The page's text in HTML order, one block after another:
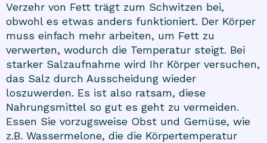
Verzehr von Fett trägt zum Schwitzen bei,
obwohl es etwas anders funktioniert. Der Körper
muss einfach mehr arbeiten, um Fett zu
verwerten, wodurch die Temperatur steigt. Bei
starker Salzaufnahme wird Ihr Körper versuchen,
das Salz durch Ausscheidung wieder
loszuwerden. Es ist also ratsam, diese
Nahrungsmittel so gut es geht zu vermeiden.
Essen Sie vorzugsweise Obst und Gemüse, wie
z.B. Wassermelone, die die Körpertemperatur